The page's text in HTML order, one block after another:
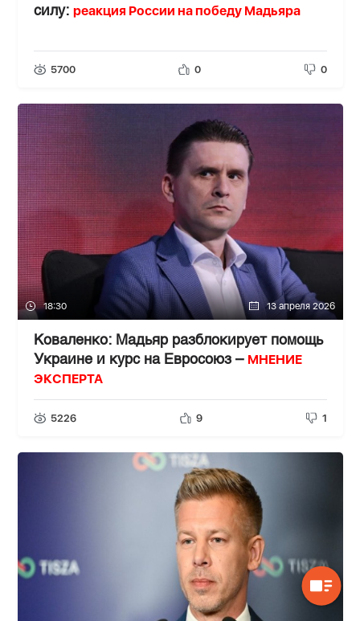
силу: реакция России на победу Мадьяра
5700 0 0
18:30 13 апреля 2026
Коваленко: Мадьяр разблокирует помощь
Украине и курс на Евросоюз – МНЕНИЕ
ЭКСПЕРТА
5226 9 1